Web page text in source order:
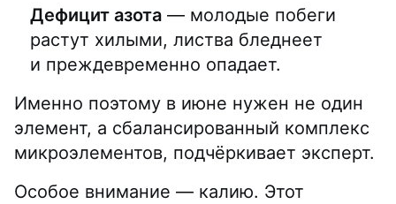
Дефицит азота — молодые побеги
растут хилыми, листва бледнеет
и преждевременно опадает.
Именно поэтому в июне нужен не один
элемент, а сбалансированный комплекс
микроэлементов, подчёркивает эксперт.
Особое внимание — калию. Этот